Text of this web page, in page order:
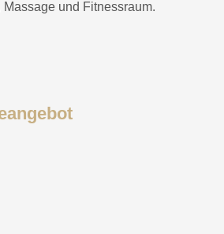
Massage und Fitnessraum.